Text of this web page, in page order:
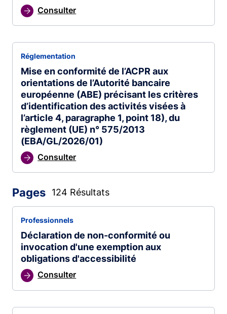
Consulter
Mise en conformité de l’ACPR aux
orientations de l’Autorité bancaire
européenne (ABE) précisant les critères
d’identification des activités visées à
l’article 4, paragraphe 1, point 18), du
règlement (UE) n° 575/2013
(EBA/GL/2026/01)
Réglementation
Consulter
Pages 124 Résultats
Déclaration de non-conformité ou
invocation d'une exemption aux
obligations d'accessibilité
Professionnels
Consulter